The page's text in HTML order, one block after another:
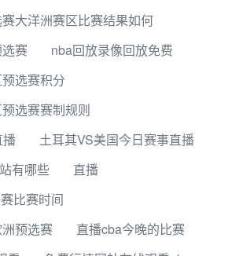
大洋洲赛区比赛结果如何
赛
nba回放录像回放免费
选赛积分
选赛赛制规则
播
土耳其VS美国今日赛事直播
有哪些
直播
比赛时间
预选赛
直播cba今晚的比赛